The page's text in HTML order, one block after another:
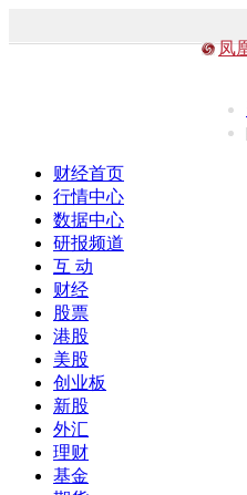
凤
财经首页
行情中心
数据中心
研报频道
互 动
财经
股票
港股
美股
创业板
新股
外汇
理财
基金